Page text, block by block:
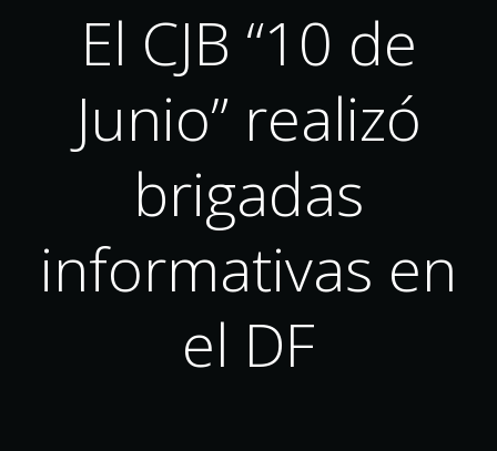
El CJB “10 de
Junio” realizó
brigadas
informativas en
el DF